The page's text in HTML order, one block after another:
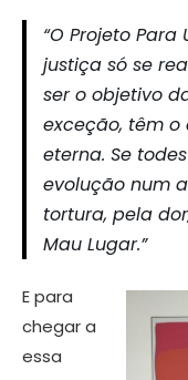
“O Projeto
justiça só se
ser o objetivo
exceção, têm o
eterna. Se
evolução num
tortura, pela
Mau Lugar.”
E para
chegar a
essa